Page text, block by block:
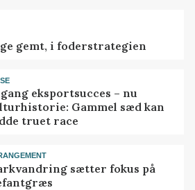
gemt, i foderstrategien
eksportsucces – nu
Gammel sæd kan
truet race
sætter fokus på